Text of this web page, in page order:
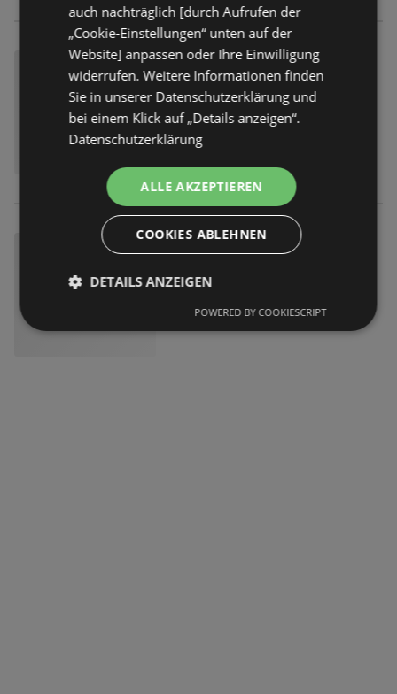
auch nachträglich [durch Aufrufen der
„Cookie-Einstellungen“ unten auf der
Website] anpassen oder Ihre Einwilligung
widerrufen. Weitere Informationen finden
Sie in unserer Datenschutzerklärung und
bei einem Klick auf „Details anzeigen“.
Datenschutzerklärung
ALLE AKZEPTIEREN
COOKIES ABLEHNEN
DETAILS ANZEIGEN
POWERED BY COOKIESCRIPT